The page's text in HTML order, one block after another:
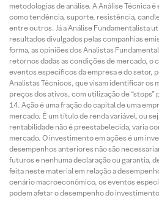
metodologias de análise. A Análise Técnica
como tendência, suporte, resistência,
entre outros. Já a Análise Fundamentalista
resultados divulgados pelas companhias
forma, as opiniões dos Analistas
retornos dadas as condições de mercado, o
eventos específicos da empresa e do setor,
Analistas Técnicos, que visam identificar os
preços dos ativos, com utilização de “stops”
Ação é uma fração do capital de uma
mercado. É um título de renda variável, ou
rentabilidade não é preestabelecida, varia
mercado. O investimento em ações é um
desempenhos anteriores não são
futuros e nenhuma declaração ou garantia,
feita neste material em relação a
cenário macroeconômico, os eventos
podem afetar o desempenho do